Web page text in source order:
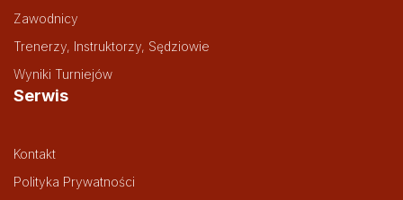
Zawodnicy
Trenerzy, Instruktorzy, Sędziowie
Wyniki Turniejów
Serwis
Kontakt
Polityka Prywatności